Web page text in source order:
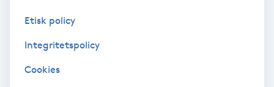
Face framing
Etisk policy
Integritetspolicy
Cookies